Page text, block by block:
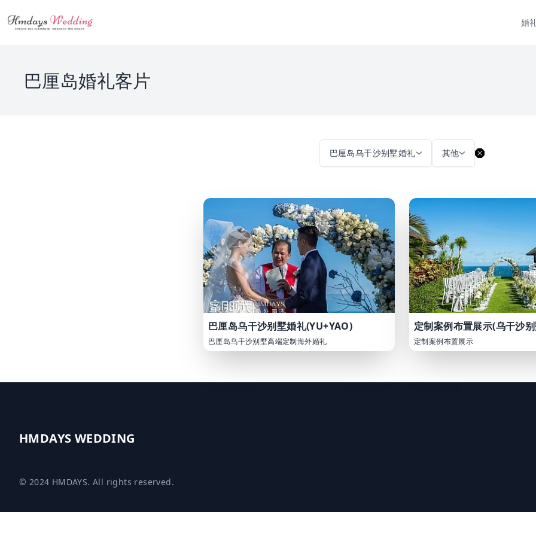
婚
巴厘岛婚礼客片
巴厘岛乌干沙别墅婚礼 其他
巴厘岛乌干沙别墅婚礼(YU+YAO)
巴厘岛乌干沙别墅高端定制海外婚礼
定制案例布置展示(乌干沙
定制案例布置展示
HMDAYS WEDDING
© 2024 HMDAYS. All rights reserved.